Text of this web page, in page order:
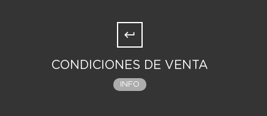
CONDICIONES DE VENTA
INFO